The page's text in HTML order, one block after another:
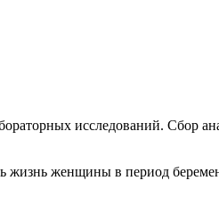
исследований. Сбор
жизнь женщины в период